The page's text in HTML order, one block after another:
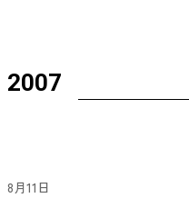
2007
8月11日